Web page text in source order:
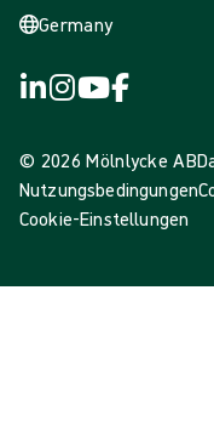
Germany
© 2026 Mölnlycke AB
Nutzungsbedingungen
Cookie-Einstellungen